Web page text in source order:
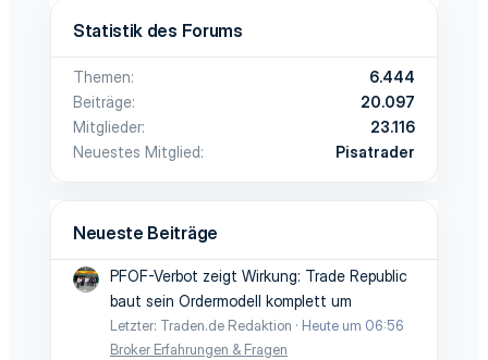
Statistik des Forums
Themen
6.444
Beiträge
20.097
Mitglieder
23.116
Neuestes Mitglied
Pisatrader
Neueste Beiträge
PFOF-Verbot zeigt Wirkung: Trade Republic
baut sein Ordermodell komplett um
Letzter: Traden.de Redaktion
Heute um 06:56
Broker Erfahrungen & Fragen